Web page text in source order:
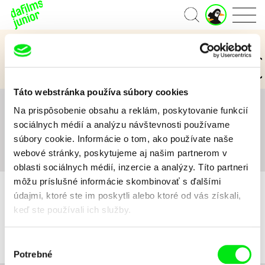
Táto webstránka používa súbory cookies
Na prispôsobenie obsahu a reklám, poskytovanie funkcií
sociálnych médií a analýzu návštevnosti používame
súbory cookie. Informácie o tom, ako používate naše
webové stránky, poskytujeme aj našim partnerom v
oblasti sociálnych médií, inzercie a analýzy. Títo partneri
môžu príslušné informácie skombinovať s ďalšími
údajmi, ktoré ste im poskytli alebo ktoré od vás získali,
keď ste používali ich služby.
súhlasu
Potrebné
Domov
J
u
n
i
o
r
Kategórie Junior
3 až 6 rokov 7 až 11 rokov 12 a viac rokov
Všetko A B C D E F G H I J
K
L
M N O P Q R S T U V W
Z #